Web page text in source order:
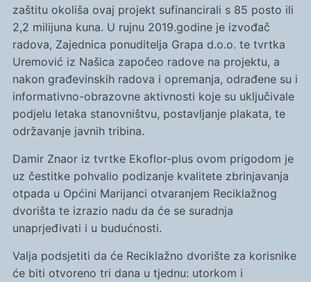
zaštitu okoliša ovaj projekt sufinancirali s 85 posto ili
2,2 milijuna kuna. U rujnu 2019.godine je izvođač
radova, Zajednica ponuditelja Grapa d.o.o. te tvrtka
Uremović iz Našica započeo radove na projektu, a
nakon građevinskih radova i opremanja, odrađene su i
informativno-obrazovne aktivnosti koje su uključivale
podjelu letaka stanovništvu, postavljanje plakata, te
održavanje javnih tribina.
Damir Znaor iz tvrtke Ekoflor-plus ovom prigodom je
uz čestitke pohvalio podizanje kvalitete zbrinjavanja
otpada u Općini Marijanci otvaranjem Reciklažnog
dvorišta te izrazio nadu da će se suradnja
unaprjeđivati i u budućnosti.
Valja podsjetiti da će Reciklažno dvorište za korisnike
će biti otvoreno tri dana u tjednu: utorkom i